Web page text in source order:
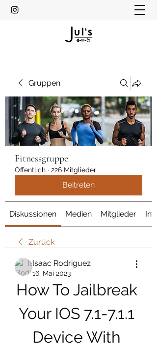
Gruppen
Fitnessgruppe
Öffentlich · 226 Mitglieder
Beitreten
Diskussionen Medien Mitglieder Info
Zurück
Isaac Rodriguez
16. Mai 2023
How To Jailbreak
Your IOS 7.1-7.1.1
Device With